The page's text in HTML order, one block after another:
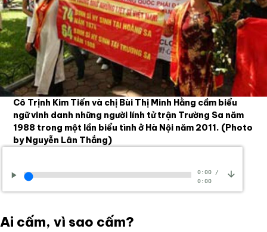
Cô Trịnh Kim Tiến và chị Bùi Thị Minh Hằng cầm biểu
ngữ vinh danh những người lính tử trận Trường Sa năm
1988 trong một lần biểu tình ở Hà Nội năm 2011. (Photo
by Nguyễn Lân Thắng)
0:00/
0:00
Ai cấm, vì sao cấm?